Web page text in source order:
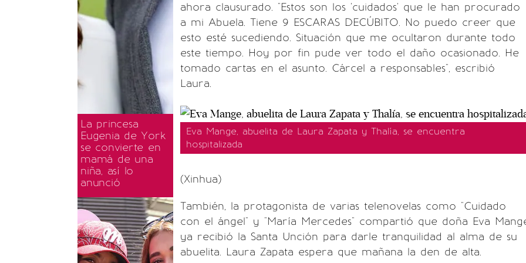
La princesa
Eugenia de York
se convierte en
mamá de una
niña, así lo
anunció
ahora clausurado. "Estos son los 'cuidados' que le han procurado
a mi Abuela. Tiene 9 ESCARAS DECÚBITO. No puedo creer que
esto esté sucediendo. Situación que me ocultaron durante todo
este tiempo. Hoy por fin pude ver todo el daño ocasionado. He
tomado cartas en el asunto. Cárcel a responsables", escribió
Laura.
Eva Mange, abuelita de Laura Zapata y Thalía, se encuentra
hospitalizada
(Xinhua)
También, la protagonista de varias telenovelas como "Cuidado
con el ángel" y "María Mercedes" compartió que doña Eva
ya recibió la Santa Unción para darle tranquilidad al alma de su
abuelita. Laura Zapata espera que mañana la den de alta.